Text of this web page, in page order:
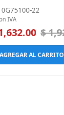
22
$
AL CARRITO